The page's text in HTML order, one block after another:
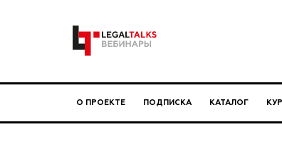
О ПРОЕКТЕ ПОДПИСКА КАТАЛОГ